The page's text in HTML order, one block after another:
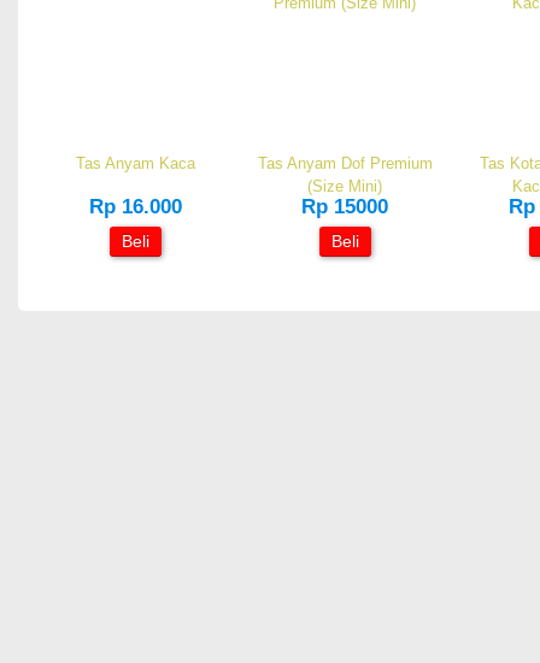
Tas Anyam Kaca
Rp 16.000
Beli
Tas Anyam Dof Premium
(Size Mini)
Rp 15000
Beli
Tas
Rp